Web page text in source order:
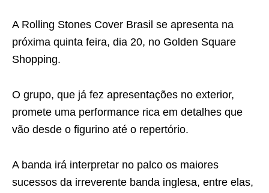
A Rolling Stones Cover Brasil se apresenta na
próxima quinta feira, dia 20, no Golden Square
Shopping.
O grupo, que já fez apresentações no exterior,
promete uma performance rica em detalhes que
vão desde o figurino até o repertório.
A banda irá interpretar no palco os maiores
sucessos da irreverente banda inglesa, entre elas,